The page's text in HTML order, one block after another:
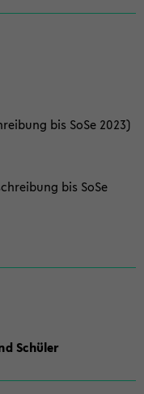
bis SoSe 2023)
bis SoSe
Schüler